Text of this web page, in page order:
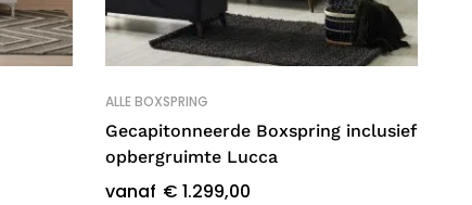
ALLE BOXSPRING
Gecapitonneerde Boxspring inclusief
opbergruimte Lucca
vanaf € 1.299,00